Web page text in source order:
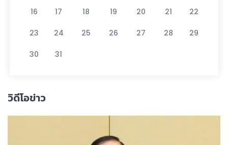
16 17 18 19 20 21 22
23 24 25 26 27 28 29
30 31
วิดีโอข่าว